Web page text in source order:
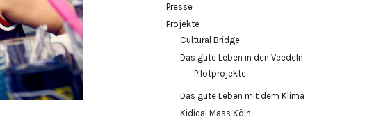
Presse
Projekte
Cultural Bridge
Das gute Leben in den Veedeln
Pilotprojekte
Das gute Leben mit dem Klima
Kidical Mass Köln